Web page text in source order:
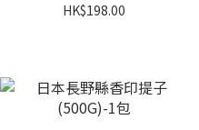
HK$198.00